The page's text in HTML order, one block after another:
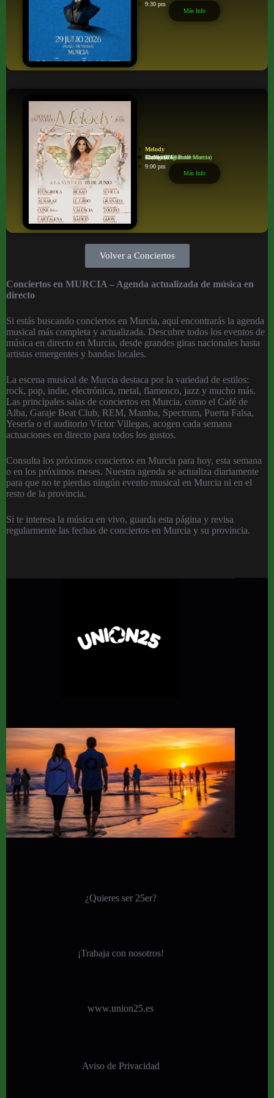
9:30 pm
Más Info
Melody
Pop/rock/Indie/Alternativo
Auditorio El Batel
Cartagena
Murcia (Región de Murcia)
12/09/2026
9:00 pm
Más Info
Volver a Conciertos
Conciertos en MURCIA – Agenda actualizada de música en
directo
Si estás buscando conciertos en Murcia, aquí encontrarás la agenda
musical más completa y actualizada. Descubre todos los eventos de
música en directo en Murcia, desde grandes giras nacionales hasta
artistas emergentes y bandas locales.
La escena musical de Murcia destaca por la variedad de estilos:
rock, pop, indie, electrónica, metal, flamenco, jazz y mucho más.
Las principales salas de conciertos en Murcia, como el Café de
Alba, Garaje Beat Club, REM, Mamba, Spectrum, Puerta Falsa,
Yesería o el auditorio Víctor Villegas, acogen cada semana
actuaciones en directo para todos los gustos.
Consulta los próximos conciertos en Murcia para hoy, esta semana
o en los próximos meses. Nuestra agenda se actualiza diariamente
para que no te pierdas ningún evento musical en Murcia ni en el
resto de la provincia.
Si te interesa la música en vivo, guarda esta página y revisa
regularmente las fechas de conciertos en Murcia y su provincia.
¿Quieres ser 25er?
¡Trabaja con nosotros!
www.union25.es
Aviso de Privacidad